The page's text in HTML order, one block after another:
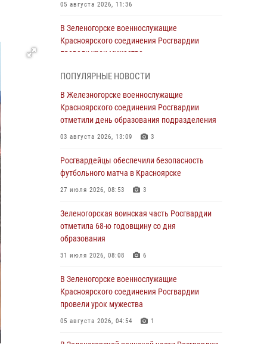
05 августа 2026, 11:36
В Зеленогорске военнослужащие
Красноярского соединения Росгвардии
провели урок мужества
В Красноярске взрывотехники
спецподразделения Росгвардии уничтожили
артиллерийский снаряд
05 августа 2026, 04:52 1
В Красноярске сотрудники
вневедомственной охраны Росгвардии
задержали подозреваемого в серии краж из
04 августа 2026, 09:57
Сотрудники Росгвардии обеспечили
общественный порядок во время
Дудинке
04 августа 2026, 08:36 1
В Красноярске сотрудники Росгвардии
супермаркета
ПОПУЛЯРНЫЕ НОВОСТИ
В Железногорске военнослужащие
Красноярского соединения Росгвардии
отметили день образования подразделения
03 августа 2026, 13:09 3
Росгвардейцы обеспечили безопасность
футбольного матча в Красноярске
27 июля 2026, 08:53 3
Зеленогорская воинская часть Росгвардии
отметила 68-ю годовщину со дня
образования
31 июля 2026, 08:08 6
В Зеленогорске военнослужащие
Красноярского соединения Росгвардии
провели урок мужества
05 августа 2026, 04:54 1